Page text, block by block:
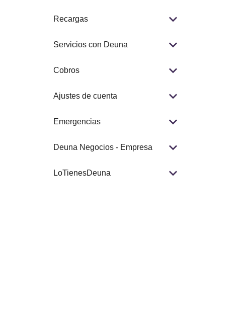
Recargas
Servicios con Deuna
Cobros
Ajustes de cuenta
Emergencias
Deuna Negocios - Empresa
LoTienesDeuna